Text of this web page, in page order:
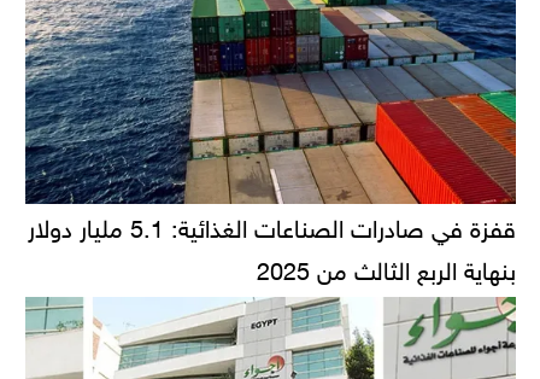
قفزة في صادرات الصناعات الغذائية: 5.1 مليار دولار
بنهاية الربع الثالث من 2025